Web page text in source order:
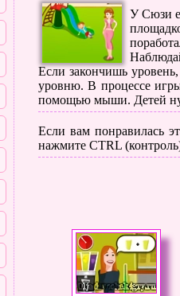
У Сюзи
Если закончишь
уровню. В процессе
помощью мыши. Детей
Если вам понравилась
нажмите CTRL